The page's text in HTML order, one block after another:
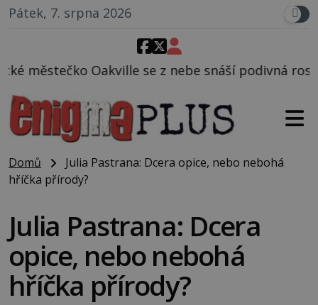
Pátek, 7. srpna 2026
z nebe snáší podivná rosolovitá látka neznámého
Domů
Julia Pastrana: Dcera opice, nebo nebohá
hříčka přírody?
Julia Pastrana: Dcera
opice, nebo nebohá
hříčka přírody?